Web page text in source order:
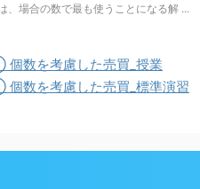
、場合の数で最も使うことになる解 ...
個数を考慮した売買_授業
数を考慮した売買_標準演習